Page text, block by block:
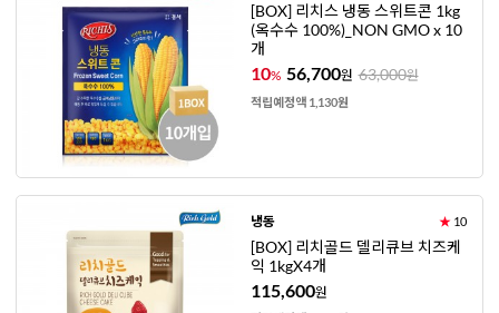
[BOX] 리치스 냉동 스위트콘 1kg
(옥수수 100%)_NON GMO x 10
개
10% 56,700원 63,000원
적립예정액 1,130원
냉동 ★ 10
[BOX] 리치골드 델리큐브 치즈케
익 1kgX4개
115,600원